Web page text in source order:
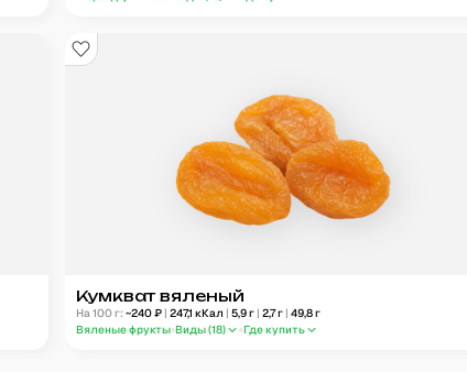
Кумкват вяленый
На 100 г: ~240₽ | 247,1 кКал | 5,9г | 2,7г | 49,8г
Вяленые фрукты Виды (18) Где купить